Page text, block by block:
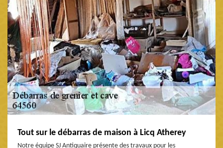
Tout sur le débarras de maison à Licq Atherey
Notre équipe SJ Antiquaire présente des travaux pour les